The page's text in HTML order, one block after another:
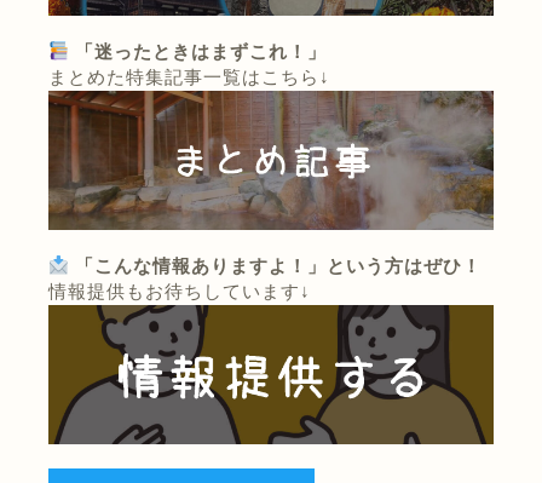
「迷ったときはまずこれ！」
まとめた特集記事一覧はこちら↓
「こんな情報ありますよ！」という方はぜひ！
情報提供もお待ちしています↓